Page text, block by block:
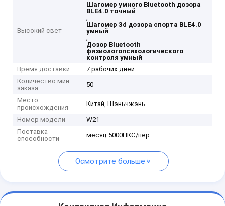
Высокий свет
Шагомер умного Bluetooth дозора
BLE4.0 точный
,
Шагомер 3d дозора спорта BLE4.0
умный
,
Дозор Bluetooth
физиологопсихологического
контроля умный
Время доставки
7 рабочих дней
Количество мин
заказа
50
Место
происхождения
Китай, Шэньчжэнь
Номер модели
W21
Поставка
способности
месяц 5000ПКС/пер
Осмотрите больше